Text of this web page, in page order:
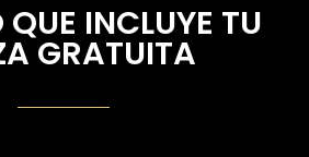
INCLUYE TU
GRATUITA